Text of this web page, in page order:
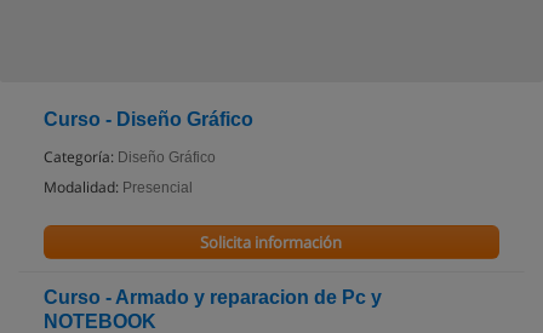
Curso - Diseño Gráfico
Categoría: Diseño Gráfico
Modalidad: Presencial
Solicita información
Curso - Armado y reparacion de Pc y
NOTEBOOK